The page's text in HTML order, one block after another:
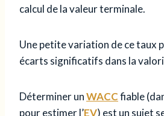
calcul de la valeur terminale.
Une petite variation de ce taux
écarts significatifs dans la
Déterminer unWACCfiable
pour estimer l’EV) est un sujet